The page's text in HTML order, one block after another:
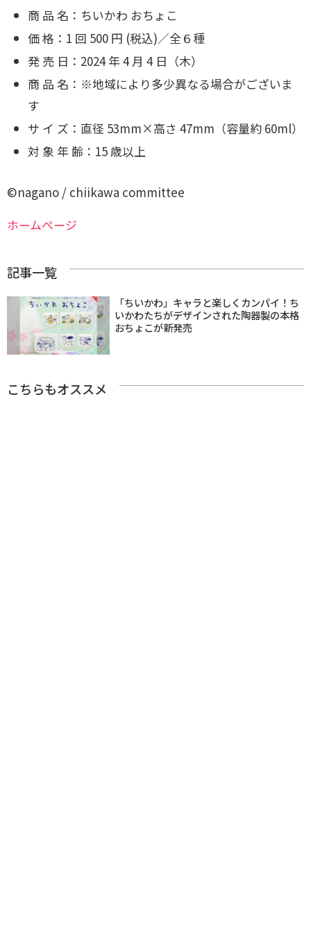
商 品 名：ちいかわ おちょこ
価 格：1 回 500 円 (税込)／全６種
発 売 日：2024 年 4 月 4 日（木）
商 品 名：※地域により多少異なる場合がございま
す
サ イ ズ：直径 53mm×高さ 47mm（容量約 60ml）
対 象 年 齢：15 歳以上
©nagano / chiikawa committee
ホームページ
記事一覧
「ちいかわ」キャラと楽しくカンパイ！ち
いかわたちがデザインされた陶器製の本格
おちょこが新発売
こちらもオススメ